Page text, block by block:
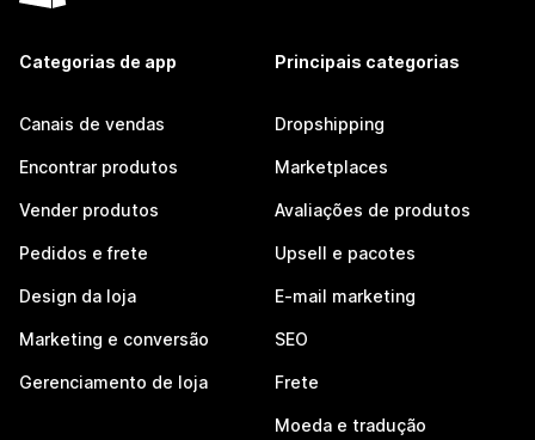
Categorias de app
Canais de vendas
Encontrar produtos
Vender produtos
Pedidos e frete
Design da loja
Marketing e conversão
Gerenciamento de loja
Principais categorias
Dropshipping
Marketplaces
Avaliações de produtos
Upsell e pacotes
E-mail marketing
SEO
Frete
Moeda e tradução